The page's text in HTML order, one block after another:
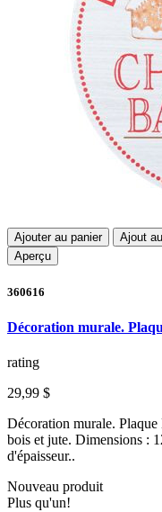
Ajouter au panier Ajout
Aperçu
360616
Décoration murale.
rating
29,99 $
Décoration murale.
bois et jute. Dimensions :
d'épaisseur..
Nouveau produit
Plus qu'un!